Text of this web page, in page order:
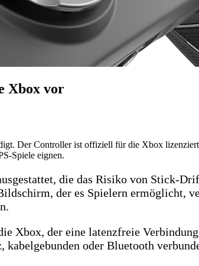
Xbox vor
Der Controller ist offiziell für die Xbox
Spiele eignen.
die das Risiko von Stick-
der es Spielern ermöglicht,
Xbox, der eine latenzfreie
oder Bluetooth